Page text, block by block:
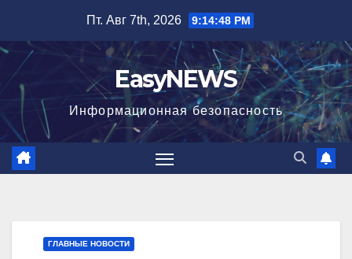
содержимому
Пт. Авг 7th, 2026 9:14:49 PM
EasyNEWS
Информационная безопаcность
ГЛАВНЫЕ НОВОСТИ